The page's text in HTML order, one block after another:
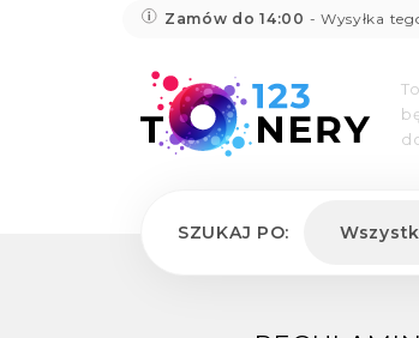
Zamów do 14:00 - Wysyłka
SZUKAJ PO: